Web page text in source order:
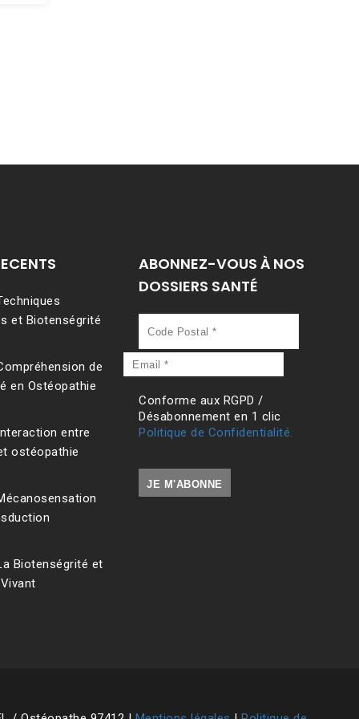
et Biotenségrité
de
en Ostéopathie
entre
ostéopathie
Biotenségrité et
ABONNEZ-VOUS À NOS
DOSSIERS SANTÉ
Postal
*
Email
*
Conforme aux RGPD /
Désabonnement en 1 clic
Politique de Confidentialité.